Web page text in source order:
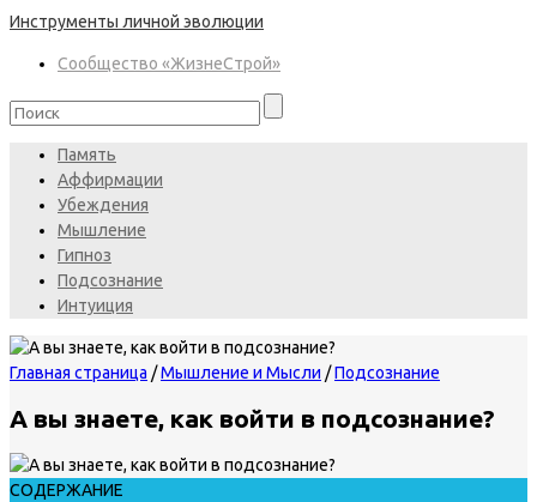
Инструменты личной эволюции
Сообщество «ЖизнеСтрой»
Память
Аффирмации
Убеждения
Мышление
Гипноз
Подсознание
Интуиция
Главная страница /Мышление и Мысли /Подсознание
А вы знаете, как войти в подсознание?
СОДЕРЖАНИЕ